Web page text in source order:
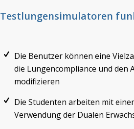
Testlungensimulatoren
Die Benutzer können eine
die Lungencompliance und den
modifizieren
Die Studenten arbeiten mit
Verwendung der Dualen